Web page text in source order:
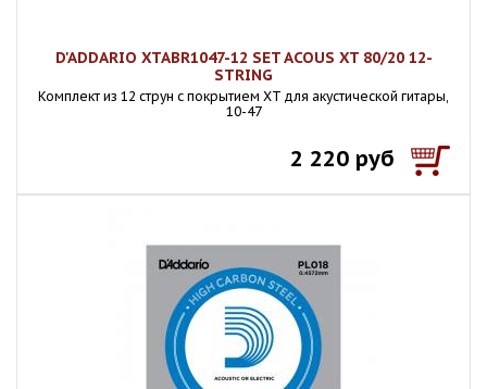
D'ADDARIO XTABR1047-12 SET ACOUS XT 80/20 12-
STRING
Комплект из 12 струн с покрытием XT для акустической гитары,
10-47
2 220 руб